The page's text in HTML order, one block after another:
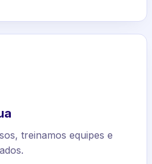
treinamos equipes e